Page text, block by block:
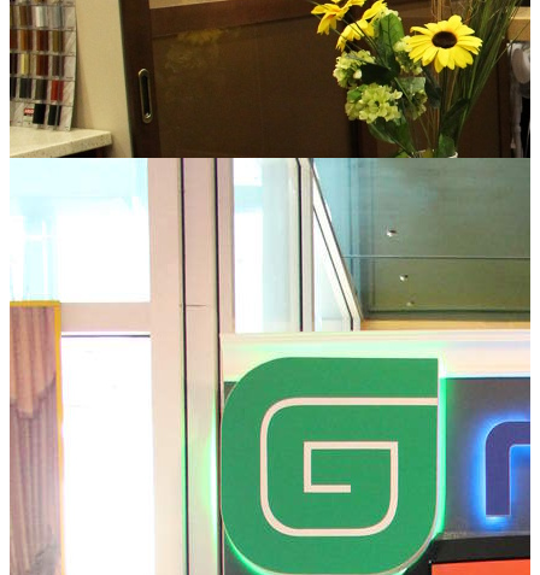
Мебель торгвой марки «Те самые шкафы-купе»